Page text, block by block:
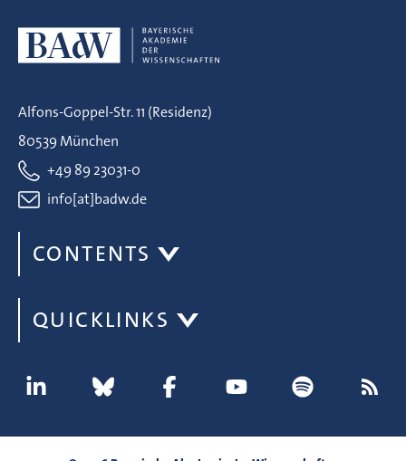
Alfons-Goppel-Str. 11 (Residenz)
80539 München
+49 89 23031-0
info[at]badw.de
CONTENTS
QUICKLINKS